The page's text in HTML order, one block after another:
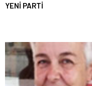
YENİ PARTİ